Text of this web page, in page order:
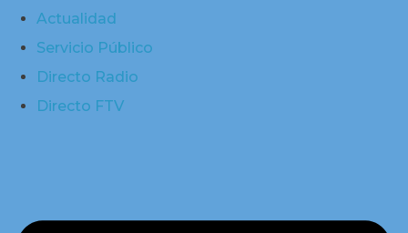
Actualidad
Servicio Público
Directo Radio
Directo FTV